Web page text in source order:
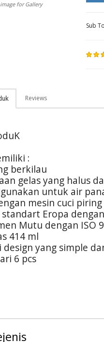
for Gallery
Sub
Reviews
:
berkilau
gelas yang halus
untuk air
mesin cuci piring
Eropa
Mutu dengan ISO
414 ml
design yang simple
6 pcs